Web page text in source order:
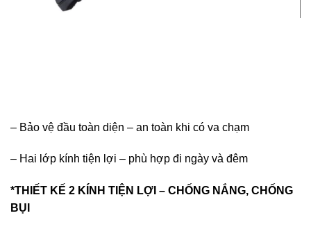
– Bảo vệ đầu toàn diện – an toàn khi có va chạm
– Hai lớp kính tiện lợi – phù hợp đi ngày và đêm
*THIẾT KẾ 2 KÍNH TIỆN LỢI – CHỐNG NẮNG, CHỐNG
BỤI